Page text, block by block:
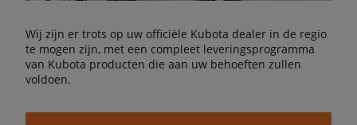
Wij zijn er trots op uw officiële Kubota dealer in de regio
te mogen zijn, met een compleet leveringsprogramma
van Kubota producten die aan uw behoeften zullen
voldoen.